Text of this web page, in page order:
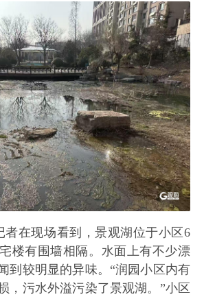
者在现场看到，景观湖位于小区6
楼有围墙相隔。水面上有不少漂
到较明显的异味。“润园小区内有
，污水外溢污染了景观湖。”小区